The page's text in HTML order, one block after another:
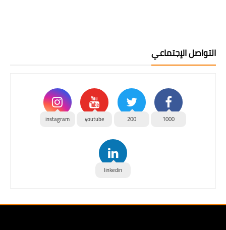
التواصل الإجتماعي
1000
200
youtube
instagram
linkedin